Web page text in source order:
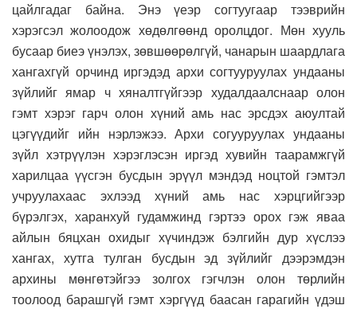
цайлгадаг байна. Энэ үеэр согтуугаар тээврийн
хэрэгсэл жолоодож хөдөлгөөнд оролцдог. Мөн хууль
бусаар биеэ үнэлэх, зөвшөөрөлгүй, чанарын шаардлага
хангахгүй орчинд иргэдэд архи согтууруулах ундааны
зүйлийг ямар ч хяналтгүйгээр худалдаалснаар олон
гэмт хэрэг гарч олон хүний амь нас эрсдэх аюултай
цэгүүдийг ийн нэрлэжээ. Архи согууруулах ундааны
зүйл хэтрүүлэн хэрэглэсэн иргэд хувийн таарамжгүй
харилцаа үүсгэн бусдын эрүүл мэндэд ноцтой гэмтэл
учруулахаас эхлээд хүний амь нас хэрцгийгээр
бүрэлгэх, харанхуй гудамжинд гэртээ орох гэж яваа
айлын бяцхан охидыг хүчиндэж бэлгийн дур хүслээ
хангах, хутга тулган бусдын эд зүйлийг дээрэмдэн
архины мөнгөтэйгээ золгох гэгчлэн олон төрлийн
тоолоод барашгүй гэмт хэргүүд баасан гарагийн үдэш